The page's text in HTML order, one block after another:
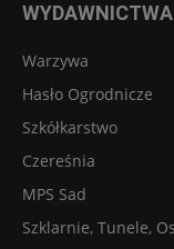
Warzywa
Hasło Ogrodnicze
Szkółkarstwo
Czereśnia
MPS Sad
Szklarnie, Tunele,